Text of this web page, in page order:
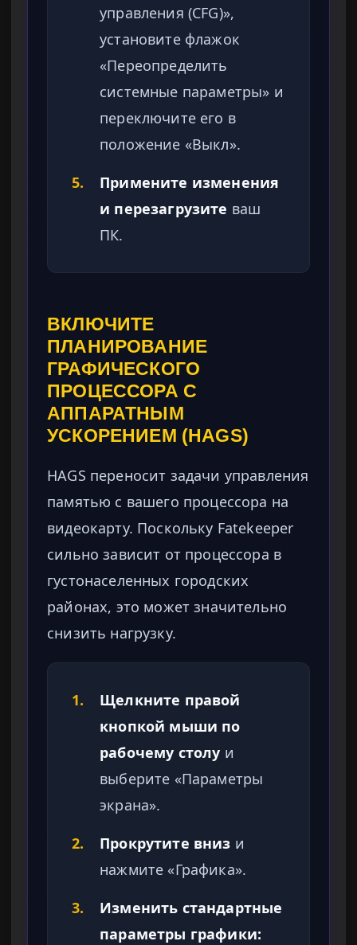
управления (CFG)»,
установите флажок
«Переопределить
системные параметры» и
переключите его в
положение «Выкл».
5.
Примените изменения
и перезагрузите ваш
ПК.
ВКЛЮЧИТЕ
ПЛАНИРОВАНИЕ
ГРАФИЧЕСКОГО
ПРОЦЕССОРА С
АППАРАТНЫМ
УСКОРЕНИЕМ (HAGS)
HAGS переносит задачи управления
памятью с вашего процессора на
видеокарту. Поскольку Fatekeeper
сильно зависит от процессора в
густонаселенных городских
районах, это может значительно
снизить нагрузку.
1.
Щелкните правой
кнопкой мыши по
рабочему столу и
выберите «Параметры
экрана».
2.
Прокрутите вниз и
нажмите «Графика».
3.
Изменить стандартные
параметры графики: